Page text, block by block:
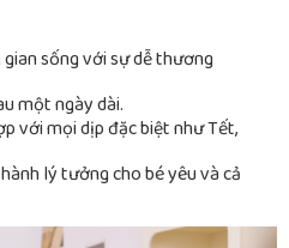
sống với sự dễ thương
một ngày dài.
với mọi dịp đặc biệt như Tết,
lý tưởng cho bé yêu và cả